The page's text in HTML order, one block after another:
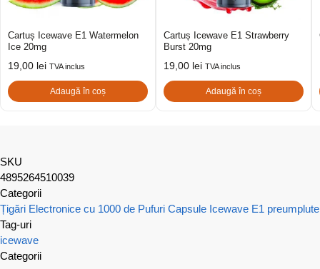
Cartuș Icewave E1 Watermelon
Ice 20mg
19,00 lei TVA inclus
Adaugă în coș
Cartuș Icewave E1 Strawberry
Burst 20mg
19,00 lei TVA inclus
Adaugă în coș
SKU
4895264510039
Categorii
Țigări Electronice cu 1000 de Pufuri Capsule Icewave E1 preumplute
Tag-uri
icewave
Categorii